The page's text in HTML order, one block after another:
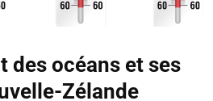
des océans et ses
Zélande